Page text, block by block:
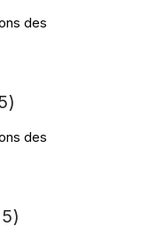
des
des